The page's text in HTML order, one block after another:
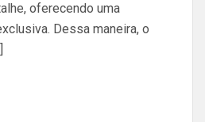
oferecendo uma
Dessa maneira, o